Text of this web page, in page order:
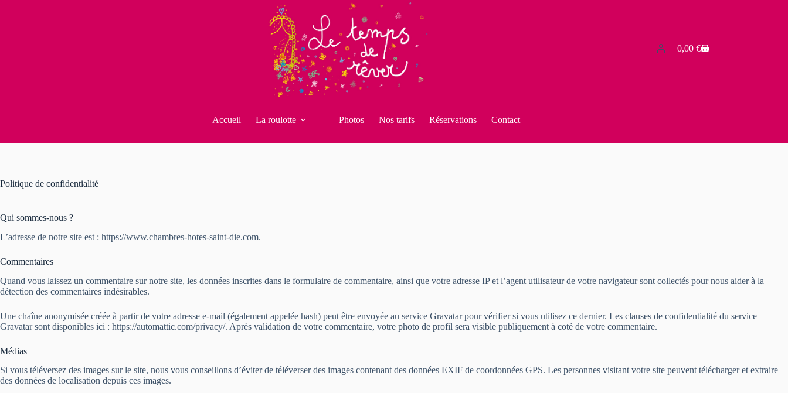
0,00 €
Accueil La roulotte Photos Nos tarifs Réservations Contact
Politique de confidentialité
Qui sommes-nous ?
L’adresse de notre site est : https://www.chambres-hotes-saint-die.com.
Commentaires
Quand vous laissez un commentaire sur notre site, les données inscrites dans le formulaire de commentaire, ainsi que votre adresse IP et l’agent utilisateur de votre navigateur sont collectés pour nous aider à la
détection des commentaires indésirables.
Une chaîne anonymisée créée à partir de votre adresse e-mail (également appelée hash) peut être envoyée au service Gravatar pour vérifier si vous utilisez ce dernier. Les clauses de confidentialité du service
Gravatar sont disponibles ici : https://automattic.com/privacy/. Après validation de votre commentaire, votre photo de profil sera visible publiquement à coté de votre commentaire.
Médias
Si vous téléversez des images sur le site, nous vous conseillons d’éviter de téléverser des images contenant des données EXIF de coordonnées GPS. Les personnes visitant votre site peuvent télécharger et extraire
des données de localisation depuis ces images.